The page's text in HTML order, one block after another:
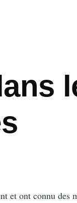
et ont connu des